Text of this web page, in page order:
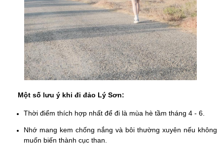
Một số lưu ý khi đi đảo Lý Sơn:
Thời điểm thích hợp nhất để đi là mùa hè tầm tháng 4 - 6.
Nhớ mang kem chống nắng và bôi thường xuyên nếu không
muốn biến thành cục than.